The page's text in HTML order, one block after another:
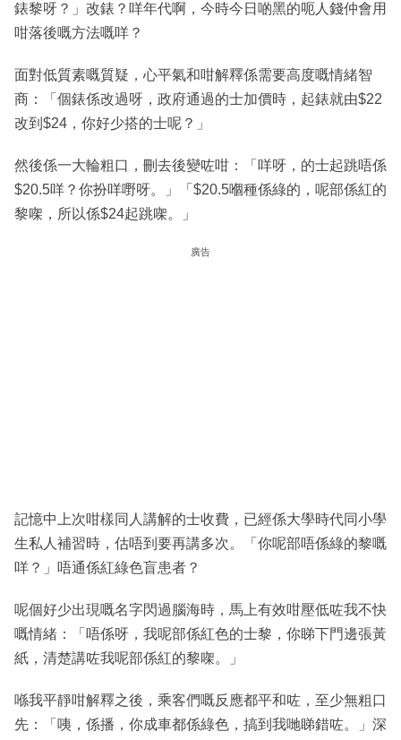
錶黎呀？」改錶？咩年代啊，今時今日啲黑的呃人錢仲會用
咁落後嘅方法嘅咩？
面對低質素嘅質疑，心平氣和咁解釋係需要高度嘅情緒智
商：「個錶係改過呀，政府通過的士加價時，起錶就由$22
改到$24，你好少搭的士呢？」
然後係一大輪粗口，刪去後變咗咁：「咩呀，的士起跳唔係
$20.5咩？你扮咩嘢呀。」「$20.5嗰種係綠的，呢部係紅的
黎㗎，所以係$24起跳㗎。」
廣告
記憶中上次咁樣同人講解的士收費，已經係大學時代同小學
生私人補習時，估唔到要再講多次。「你呢部唔係綠的黎嘅
咩？」唔通係紅綠色盲患者？
呢個好少出現嘅名字閃過腦海時，馬上有效咁壓低咗我不快
嘅情緒：「唔係呀，我呢部係紅色的士黎，你睇下門邊張黃
紙，清楚講咗我呢部係紅的黎㗎。」
喺我平靜咁解釋之後，乘客們嘅反應都平和咗，至少無粗口
先：「咦，係播，你成車都係綠色，搞到我哋睇錯咗。」深